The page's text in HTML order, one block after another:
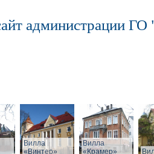
администрации ГО
Вилла
«Винтер»
Вилла
«Крамер»